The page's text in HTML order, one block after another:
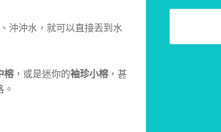
沖沖水，就可以直接丟到水
榕，或是迷你的袖珍小榕，甚